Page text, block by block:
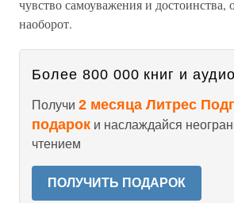
чувство самоуважения и достоинства,
наоборот.
Более 800 000 книг и
Получи 2 месяца Литрес
подарок и наслаждайся
чтением
ПОЛУЧИТЬ ПОДАРОК